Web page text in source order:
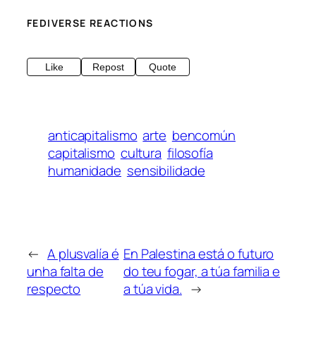
FEDIVERSE REACTIONS
Like Repost Quote
anticapitalismo arte bencomún
capitalismo cultura filosofía
humanidade sensibilidade
← A plusvalía é
unha falta de
respecto
En Palestina está o futuro
do teu fogar, a túa familia e
a túa vida. →